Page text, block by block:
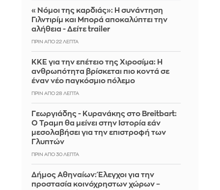
«Νόμοι της καρδιάς»: Η συνάντηση
Γιλντιρίμ και Μπορά αποκαλύπτει την
αλήθεια - Δείτε trailer
ΠΡΙΝ ΑΠΌ 22 ΛΕΠΤΆ
ΚΚΕ για την επέτειο της Χιροσίμα: Η
ανθρωπότητα βρίσκεται πιο κοντά σε
έναν νέο παγκόσμιο πόλεμο
ΠΡΙΝ ΑΠΌ 28 ΛΕΠΤΆ
Γεωργιάδης - Κυρανάκης στο Breitbart:
Ο Τραμπ θα μείνει στην Ιστορία εάν
μεσολαβήσει για την επιστροφή των
Γλυπτών
ΠΡΙΝ ΑΠΌ 30 ΛΕΠΤΆ
Δήμος Αθηναίων: Έλεγχοι για την
προστασία κοινόχρηστων χώρων –